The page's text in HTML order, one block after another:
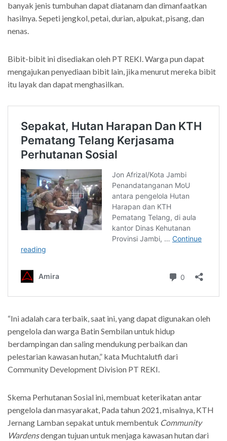
banyak jenis tumbuhan dapat diatanam dan dimanfaatkan
hasilnya. Sepeti jengkol, petai, durian, alpukat, pisang, dan
nenas.
Bibit-bibit ini disediakan oleh PT REKI. Warga pun dapat
mengajukan penyediaan bibit lain, jika menurut mereka bibit
itu layak dan dapat menghasilkan.
“Ini adalah cara terbaik, saat ini, yang dapat digunakan oleh
pengelola dan warga Batin Sembilan untuk hidup
berdampingan dan saling mendukung perbaikan dan
pelestarian kawasan hutan,” kata Muchtalutfi dari
Community Development Division PT REKI.
Skema Perhutanan Sosial ini, membuat keterikatan antar
pengelola dan masyarakat, Pada tahun 2021, misalnya, KTH
Jernang Lamban sepakat untuk membentuk Community
Wardensdengan tujuan untuk menjaga kawasan hutan dari